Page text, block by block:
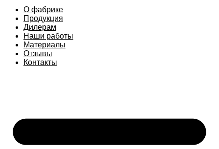
О фабрике
Продукция
Дилерам
Наши работы
Материалы
Отзывы
Контакты